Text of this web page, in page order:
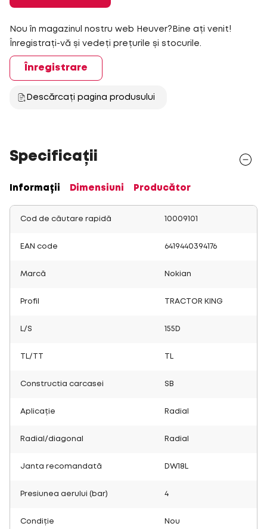
Nou în magazinul nostru web Heuver?Bine ați venit!
Înregistrați-vă și vedeți prețurile și stocurile.
Înregistrare
Descărcați pagina produsului
Specificații
Informații Dimensiuni Producător
Cod de căutare rapidă 10009101
EAN code 6419440394176
Marcă Nokian
Profil TRACTOR KING
L/S 155D
TL/TT
Constructia carcasei SB
Aplicație Radial
Radial/diagonal Radial
Janta recomandată DW18L
Presiunea aerului (bar) 4
Condiție Nou